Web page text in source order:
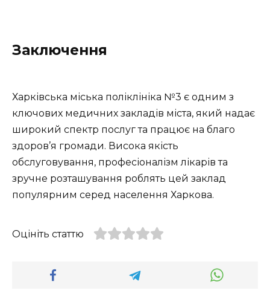
Заключення
Харківська міська поліклініка №3 є одним з
ключових медичних закладів міста, який надає
широкий спектр послуг та працює на благо
здоров’я громади. Висока якість
обслуговування, професіоналізм лікарів та
зручне розташування роблять цей заклад
популярним серед населення Харкова.
Оцініть статтю